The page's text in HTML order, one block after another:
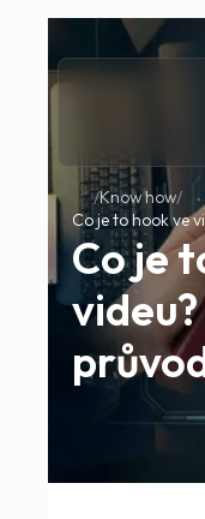
Know how
Co je to hook ve
Co je